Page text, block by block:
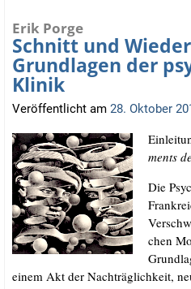
Erik Porge
Schnitt und
Grundlagen der
Klinik
Veröffentlicht am 28. Oktober
ments
Die
chen
einem Akt der Nach­träg­lich­keit,